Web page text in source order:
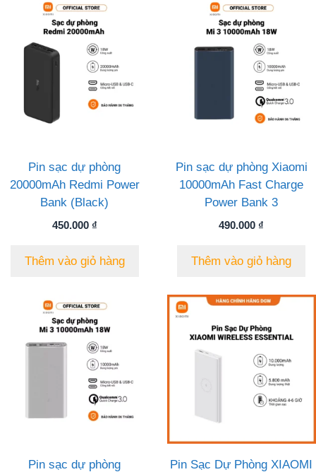
Pin sạc dự phòng
20000mAh Redmi Power
Bank (Black)
450.000 ₫
Thêm vào giỏ hàng
Pin sạc dự phòng Xiaomi
10000mAh Fast Charge
Power Bank 3
490.000 ₫
Thêm vào giỏ hàng
Pin sạc dự phòng
Pin Sạc Dự Phòng XIAOMI